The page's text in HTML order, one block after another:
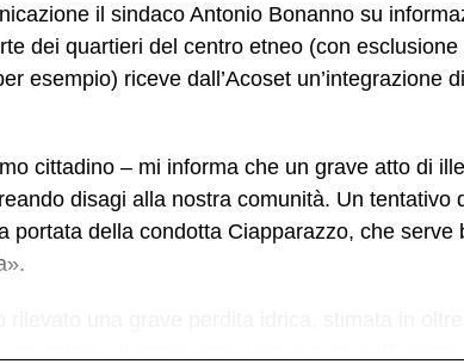
il sindaco Antonio Bonanno su
dei quartieri del centro etneo (con
esempio) riceve dall’Acoset un’integrazione
cittadino – mi informa che un grave atto di
disagi alla nostra comunità. Un tentativo
portata della condotta Ciapparazzo, che serve